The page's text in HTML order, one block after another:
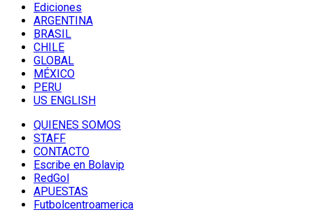
Ediciones
ARGENTINA
BRASIL
CHILE
GLOBAL
MÉXICO
PERU
US ENGLISH
QUIENES SOMOS
STAFF
CONTACTO
Escribe en Bolavip
RedGol
APUESTAS
Futbolcentroamerica